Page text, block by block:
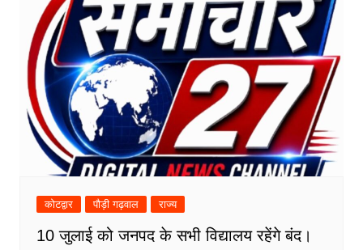
कोटद्वार पौड़ी गढ़वाल राज्य
10 जुलाई को जनपद के सभी विद्यालय रहेंगे बंद।